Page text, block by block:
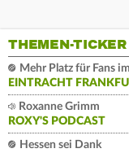
THEMEN-TICKER
Mehr Platz für Fans
EINTRACHT
Roxanne Grimm
ROXY'S PODCAST
Hessen sei Dank